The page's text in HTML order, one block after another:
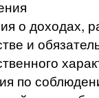
о доходах,
и
по